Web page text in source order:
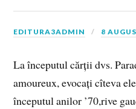
EDITURA3ADMIN 8
La începutul cărții dvs.
amoureux, evocați cîteva
începutul anilor ’70,rive